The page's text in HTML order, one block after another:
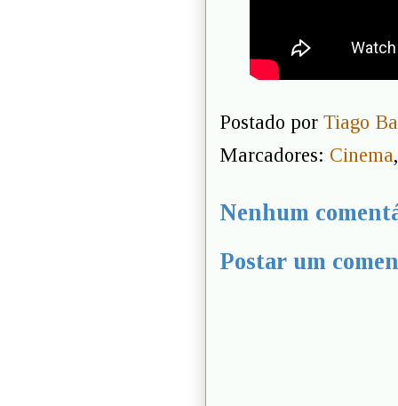
Postado por Tiago
Marcadores: Cinema
Nenhum
Postar um